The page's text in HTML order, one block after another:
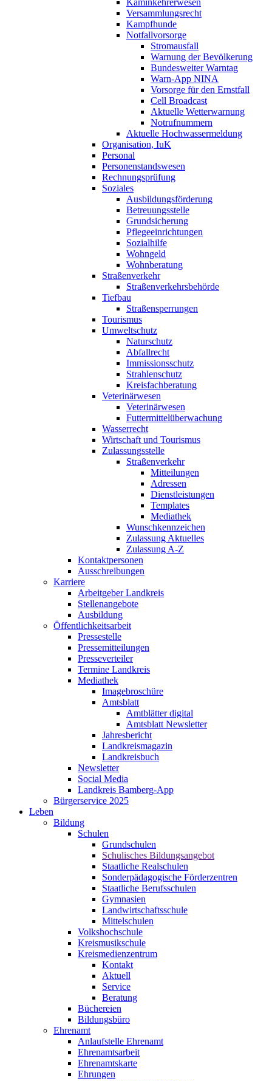
Kaminkehrerwesen
Versammlungsrecht
Kampfhunde
Notfallvorsorge
Stromausfall
Warnung der Bevölkerung
Bundesweiter Warntag
Warn-App NINA
Vorsorge für den Ernstfall
Cell Broadcast
Aktuelle Wetterwarnung
Notrufnummern
Aktuelle Hochwassermeldung
Organisation, IuK
Personal
Personenstandswesen
Rechnungsprüfung
Soziales
Ausbildungsförderung
Betreuungsstelle
Grundsicherung
Pflegeeinrichtungen
Sozialhilfe
Wohngeld
Wohnberatung
Straßenverkehr
Straßenverkehrsbehörde
Tiefbau
Straßensperrungen
Tourismus
Umweltschutz
Naturschutz
Abfallrecht
Immissionsschutz
Strahlenschutz
Kreisfachberatung
Veterinärwesen
Veterinärwesen
Futtermittelüberwachung
Wasserrecht
Wirtschaft und Tourismus
Zulassungsstelle
Straßenverkehr
Mitteilungen
Adressen
Dienstleistungen
Templates
Mediathek
Wunschkennzeichen
Zulassung Aktuelles
Zulassung A-Z
Kontaktpersonen
Ausschreibungen
Karriere
Arbeitgeber Landkreis
Stellenangebote
Ausbildung
Öffentlichkeitsarbeit
Pressestelle
Pressemitteilungen
Presseverteiler
Termine Landkreis
Mediathek
Imagebroschüre
Amtsblatt
Amtblätter digital
Amtsblatt Newsletter
Jahresbericht
Landkreismagazin
Landkreisbuch
Newsletter
Social Media
Landkreis Bamberg-App
Bürgerservice 2025
Leben
Bildung
Schulen
Grundschulen
Schulisches Bildungsangebot
Staatliche Realschulen
Sonderpädagogische Förderzentren
Staatliche Berufsschulen
Gymnasien
Landwirtschaftsschule
Mittelschulen
Volkshochschule
Kreismusikschule
Kreismedienzentrum
Kontakt
Aktuell
Service
Beratung
Büchereien
Bildungsbüro
Ehrenamt
Anlaufstelle Ehrenamt
Ehrenamtsarbeit
Ehrenamtskarte
Ehrungen